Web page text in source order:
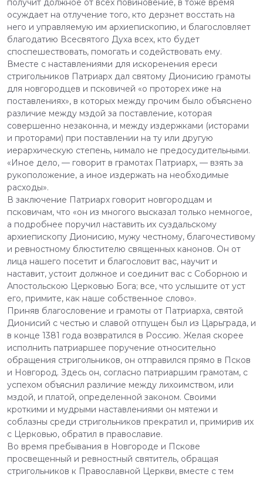
получит должное от всех повиновение, в тоже время
осуждает на отлучение того, кто дерзнет восстать на
него и управляемую им архиепископию, и благословляет
благодатию Всесвятого Духа всех, кто будет
споспешествовать, помогать и содействовать ему.
Вместе с наставлениями для искоренения ереси
стригольников Патриарх дал святому Дионисию грамоты
для новгородцев и псковичей «о проторех иже на
поставлениях», в которых между прочим было объяснено
различие между мздой за поставление, которая
совершенно незаконна, и между издержками (исторами
и проторами) при поставлении на ту или другую
иерархическую степень, нимало не предосудительными.
«Иное дело, — говорит в грамотах Патриарх, — взять за
рукоположение, а иное издержать на необходимые
расходы».
В заключение Патриарх говорит новгородцам и
псковичам, что «он из многого высказал только немногое,
а подробнее поручил наставить их суздальскому
архиепископу Дионисию, мужу честному, благочестивому
и ревностному блюстителю священных канонов. Он от
лица нашего посетит и благословит вас, научит и
наставит, устоит должное и соединит вас с Соборною и
Апостольскою Церковью Бога; все, что услышите от уст
его, примите, как наше собственное слово».
Приняв благословение и грамоты от Патриарха, святой
Дионисий с честью и славой отпущен был из Царьграда, и
в конце 1381 года возвратился в Россию. Желая скорее
исполнить патриаршее поручение относительно
обращения стригольников, он отправился прямо в Псков
и Новгород. Здесь он, согласно патриаршим грамотам, с
успехом объяснил различие между лихоимством, или
мздой, и платой, определенной законом. Своими
кроткими и мудрыми наставлениями он мятежи и
соблазны среди стригольников прекратил и, примирив их
с Церковью, обратил в православие.
Во время пребывания в Новгороде и Пскове
просвещенный и ревностный святитель, обращая
стригольников к Православной Церкви, вместе с тем